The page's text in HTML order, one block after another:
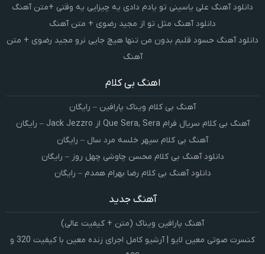
دانلود آهنگ علی یاسینی تو یادم دادی یه چیزایی یه وقتی +متن آهنگ
دانلود آهنگ مثل تو از مجید رضوی + متن آهنگ
دانلود آهنگ حسود قلبم بدون من تنها هیچ جایی نرو مجید رضوی + متن
آهنگ
اهنگ بی کلام
آهنگ بی کلام ویناک پارافین – رایگان
آهنگ بی کلام سریال فرام Que Sera, Sera از Jack Jezzro – رایگان
آهنگ بی کلام سپهر خلسه مرد سال – رایگان
دانلود آهنگ بی کلام محسن چاوشی چهل روز – رایگان
دانلود آهنگ بی کلام رضا بهرام همدم – رایگان
آهنگ جدید
آهنگ پارافین ویناک (متن + کیفیت عالی)
کنسرت صوتی معین لایو | آرشیو کامل اجرای زنده معین با کیفیت 320 و